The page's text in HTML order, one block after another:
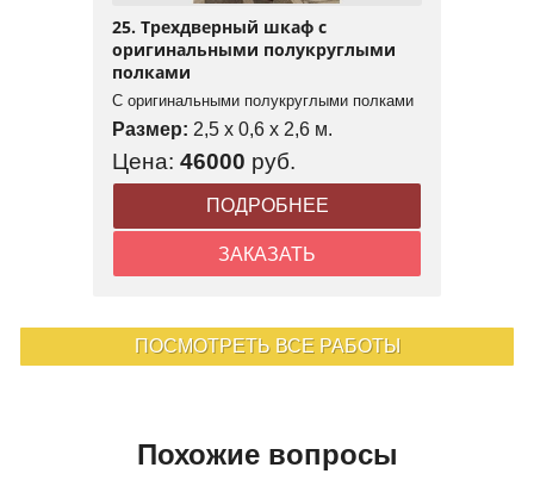
25. Трехдверный шкаф с
оригинальными полукруглыми
полками
С оригинальными полукруглыми полками
Размер: 2,5 x 0,6 x 2,6 м.
Цена: 46000 руб.
ПОДРОБНЕЕ
ЗАКАЗАТЬ
ПОСМОТРЕТЬ ВСЕ РАБОТЫ
Похожие вопросы